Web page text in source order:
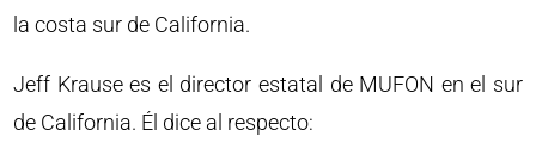
la costa sur de California.
Jeff Krause es el director estatal de MUFON en el sur
de California. Él dice al respecto: